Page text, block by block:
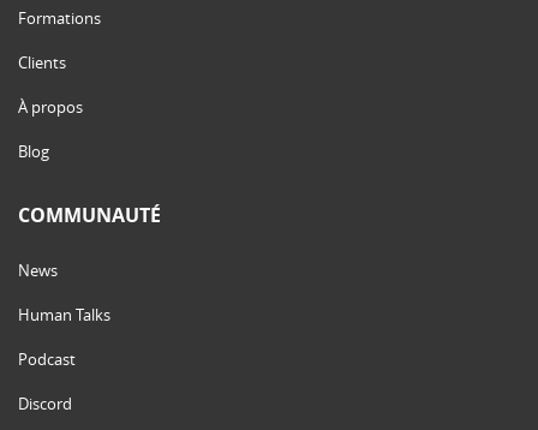
Formations
Clients
À propos
Blog
COMMUNAUTÉ
News
Human Talks
Podcast
Discord